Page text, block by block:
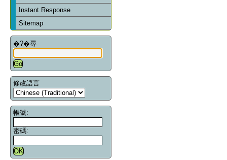
Instant Response
Sitemap
�?�尋
修改語言
帳號:
密碼: